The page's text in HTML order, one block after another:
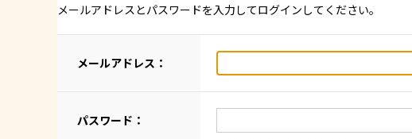
メールアドレスとパスワードを入力してログインしてください。
メールアドレス：
パスワード：